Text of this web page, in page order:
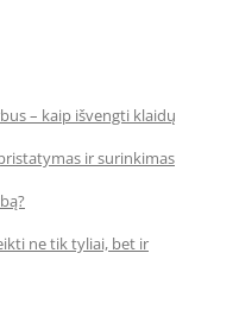
– kaip išvengti klaidų
ir surinkimas
ne tik tyliai, bet ir